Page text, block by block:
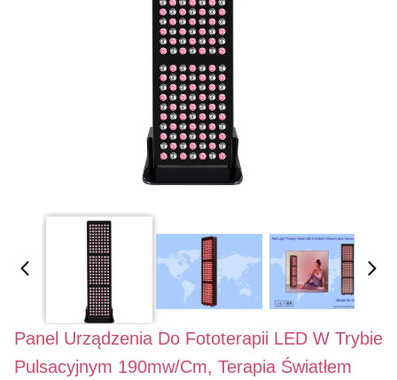
Panel Urządzenia Do Fototerapii LED W Trybie
Pulsacyjnym 190mw/cm, Terapia Światłem